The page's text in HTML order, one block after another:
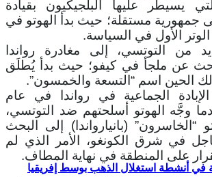
في أنشطة استغلال الذهب بوسط إفريقيا
يسيطر عليها البلجيكيون بقيادة
جمهورية مستقلة؛ حيث بدأ الهوتو في
الأول في السياسة.
من التوتسي، إلى مغادرة رواندا
عن ملجأ في كيفو؛ حيث بدأ يُطلَق
الحين اسم “التسعة والخمسون”.
الإبادة الجماعية في رواندا في عام
وجَّه الهوتو أسلحتهم ضد التوتسي،
“الخاسرون” (بانيارواندا) إلى البحث
في شرق الكونغو، الأمر الذي لم
على المنطقة في نهاية المطاف.